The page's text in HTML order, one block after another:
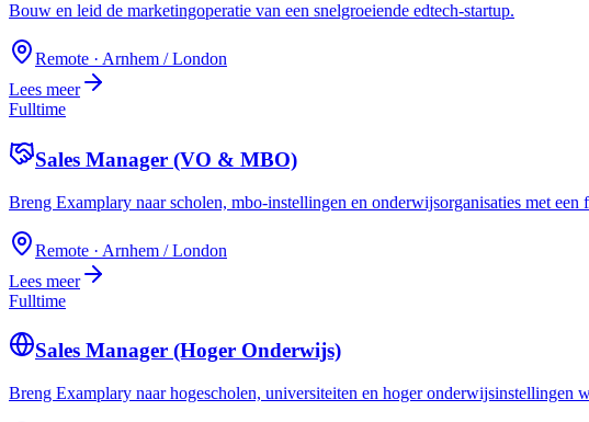
Bouw en leid de marketingoperatie van een snelgroeiende edtech-startup.
Remote · Arnhem / London
Lees meer
Fulltime
Sales Manager (VO & MBO)
Breng Examplary naar scholen, mbo-instellingen en onderwijsorganisaties met een
Remote · Arnhem / London
Lees meer
Fulltime
Sales Manager (Hoger Onderwijs)
Breng Examplary naar hogescholen, universiteiten en hoger onderwijsinstellingen